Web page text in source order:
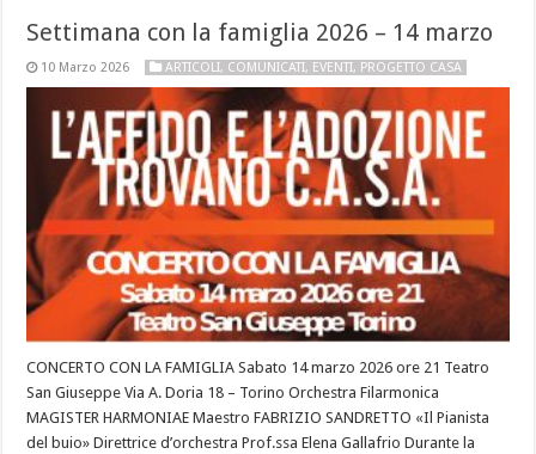
Settimana con la famiglia 2026 – 14 marzo
10 Marzo 2026 ARTICOLI, COMUNICATI, EVENTI, PROGETTO CASA
CONCERTO CON LA FAMIGLIA Sabato 14 marzo 2026 ore 21 Teatro
San Giuseppe Via A. Doria 18 – Torino Orchestra Filarmonica
MAGISTER HARMONIAE Maestro FABRIZIO SANDRETTO «Il Pianista
del buio» Direttrice d’orchestra Prof.ssa Elena Gallafrio Durante la